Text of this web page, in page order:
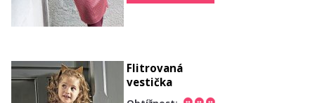
Flitrovaná
vestička